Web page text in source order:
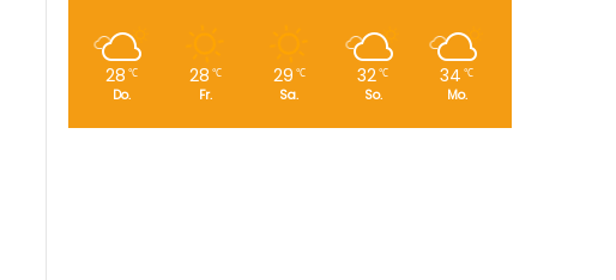
28 ℃
Do.
28 ℃
Fr.
29 ℃
Sa.
32℃
So.
34 ℃
Mo.